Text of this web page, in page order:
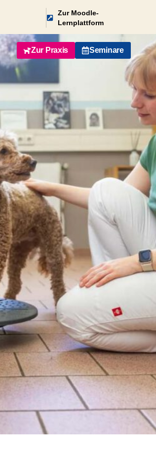
Zur Moodle-
Lernplattform
Zur Praxis Seminare